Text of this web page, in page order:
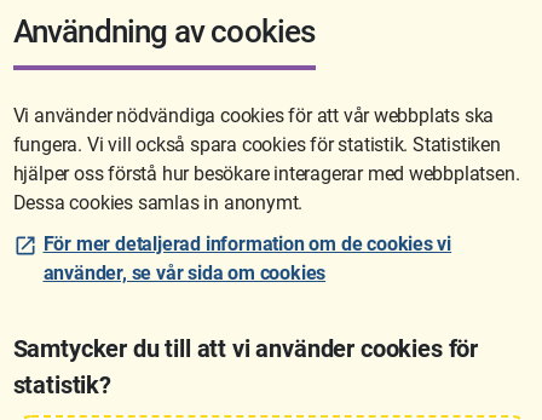
att avvecklas på sikt.
Sidan uppdaterades senast: 2026-06-10 12:58
Användning av cookies
Vi använder nödvändiga cookies för att vår webbplats ska
fungera. Vi vill också spara cookies för statistik. Statistiken
hjälper oss förstå hur besökare interagerar med webbplatsen.
Dessa cookies samlas in anonymt.
För mer detaljerad information om de cookies vi
använder, se vår sida om cookies
Samtycker du till att vi använder cookies för
statistik?
Lantmäteriet är den myndighet som kartlägger Sverige. Till våra